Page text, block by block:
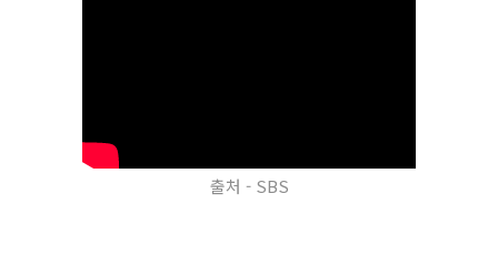
출처 - SBS